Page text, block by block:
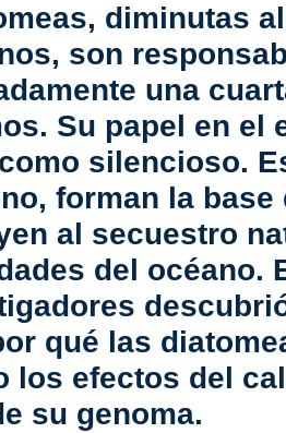
diminutas
son
una
Su papel en el
silencioso.
forman la
al secuestro
del océano.
qué las
los efectos del
su genoma.